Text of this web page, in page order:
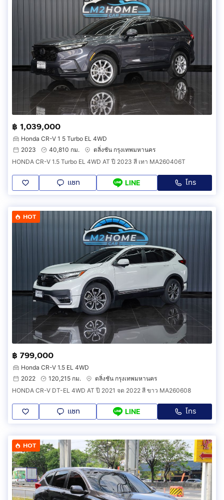
฿ 1,039,000
Honda CR-V 1 5 Turbo EL 4WD
2023
40,810 กม.
ตลิ่งชัน กรุงเทพมหานคร
HONDA CR-V 1.5 Turbo EL 4WD AT ปี 2023 สี เทา MA260406T
แชท LINE โทร
HOT
฿ 799,000
Honda CR-V 1.5 EL 4WD
2022
120,215 กม.
ตลิ่งชัน กรุงเทพมหานคร
HONDA CR-V DT-EL 4WD AT ปี 2021 จด 2022 สี ขาว MA260608
แชท LINE โทร
HOT